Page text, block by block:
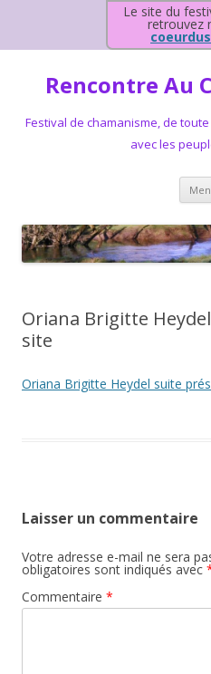
Le site du
retrouvez
Rencontre Au
Festival de chamanisme, de
avec les
Oriana Brigitte
site
Oriana Brigitte Heydel suite
Laisser un commentaire
Votre adresse e-mail ne sera
obligatoires sont indiqués avec
Commentaire *